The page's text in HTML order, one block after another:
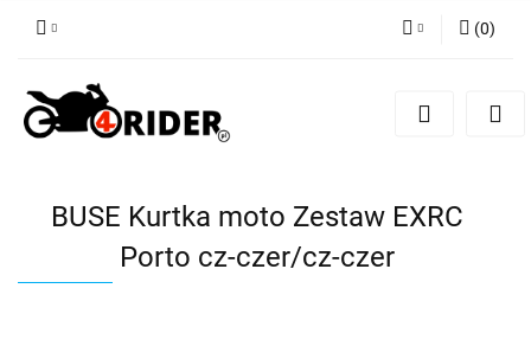
Zarejestruj się
(0)
BUSE Kurtka moto Zestaw EXRC
Porto cz-czer/cz-czer